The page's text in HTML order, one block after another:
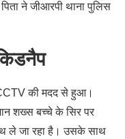
ने जीआरपी थाना पुलिस
की मदद से हुआ।
शख्स बच्चे के सिर पर
ले जा रहा है। उसके साथ